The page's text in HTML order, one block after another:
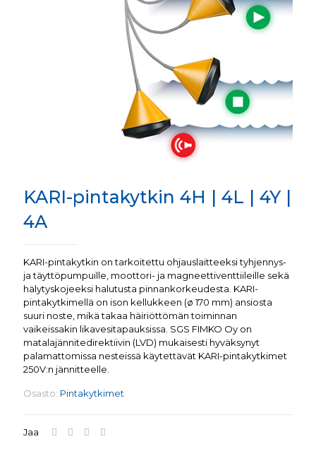
KARI-pintakytkin 4H | 4L | 4Y |
4A
KARI-pintakytkin on tarkoitettu ohjauslaitteeksi tyhjennys-
ja täyttöpumpuille, moottori- ja magneettiventtiileille sekä
hälytyskojeeksi halutusta pinnankorkeudesta. KARI-
pintakytkimellä on ison kellukkeen (ø 170 mm) ansiosta
suuri noste, mikä takaa häiriöttömän toiminnan
vaikeissakin likavesitapauksissa. SGS FIMKO Oy on
matalajännitedirektiivin (LVD) mukaisesti hyväksynyt
palamattomissa nesteissä käytettävät KARI-pintakytkimet
250V:n jännitteelle.
Osasto: Pintakytkimet
Jaa